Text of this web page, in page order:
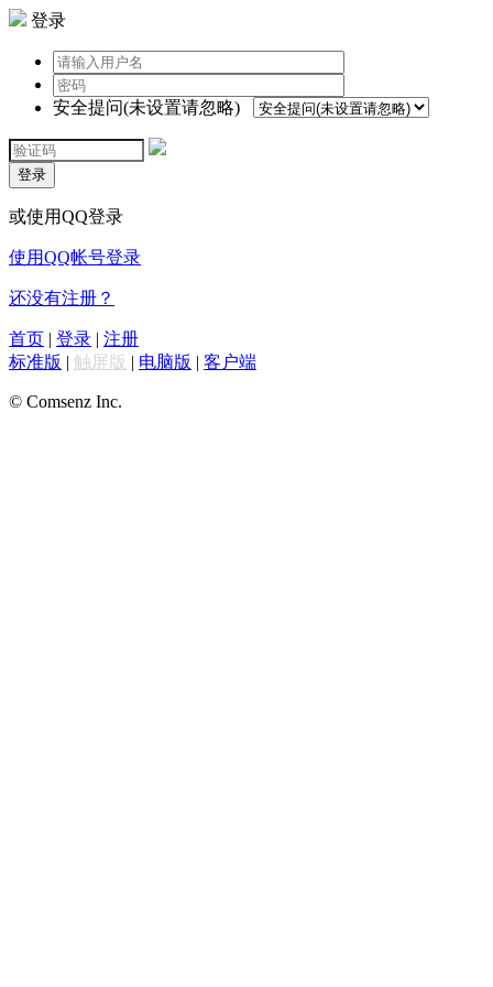
登录
安全提问(未设置请忽略)
登录
或使用QQ登录
使用QQ帐号登录
还没有注册？
首页 | 登录 | 注册
标准版 | 触屏版 | 电脑版 | 客户端
© Comsenz Inc.